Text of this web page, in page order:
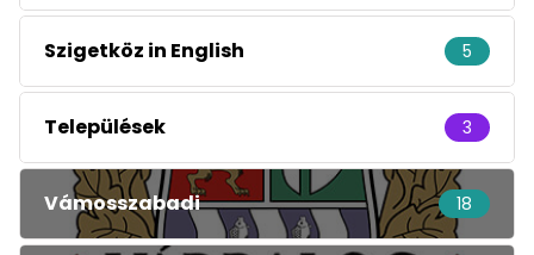
Szigetköz in English 5
Települések 3
Vámosszabadi 18